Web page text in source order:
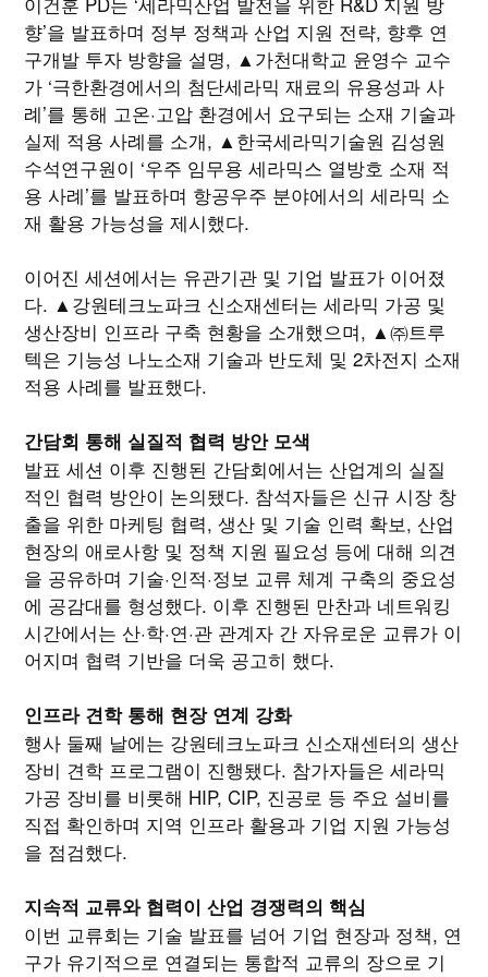
향’을 발표하며 정부 정책과 산업 지원 전략, 향후 연
구개발 투자 방향을 설명, ▲가천대학교 윤영수 교수
가 ‘극한환경에서의 첨단세라믹 재료의 유용성과 사
례’를 통해 고온·고압 환경에서 요구되는 소재 기술과
실제 적용 사례를 소개, ▲한국세라믹기술원 김성원
수석연구원이 ‘우주 임무용 세라믹스 열방호 소재 적
용 사례’를 발표하며 항공우주 분야에서의 세라믹 소
재 활용 가능성을 제시했다.
이어진 세션에서는 유관기관 및 기업 발표가 이어졌
다. ▲강원테크노파크 신소재센터는 세라믹 가공 및
생산장비 인프라 구축 현황을 소개했으며, ▲㈜트루
텍은 기능성 나노소재 기술과 반도체 및 2차전지 소재
적용 사례를 발표했다.
간담회 통해 실질적 협력 방안 모색
발표 세션 이후 진행된 간담회에서는 산업계의 실질
적인 협력 방안이 논의됐다. 참석자들은 신규 시장 창
출을 위한 마케팅 협력, 생산 및 기술 인력 확보, 산업
현장의 애로사항 및 정책 지원 필요성 등에 대해 의견
을 공유하며 기술·인적·정보 교류 체계 구축의 중요성
에 공감대를 형성했다. 이후 진행된 만찬과 네트워킹
시간에서는 산·학·연·관 관계자 간 자유로운 교류가 이
어지며 협력 기반을 더욱 공고히 했다.
인프라 견학 통해 현장 연계 강화
행사 둘째 날에는 강원테크노파크 신소재센터의 생산
장비 견학 프로그램이 진행됐다. 참가자들은 세라믹
가공 장비를 비롯해 HIP, CIP, 진공로 등 주요 설비를
직접 확인하며 지역 인프라 활용과 기업 지원 가능성
을 점검했다.
지속적 교류와 협력이 산업 경쟁력의 핵심
이번 교류회는 기술 발표를 넘어 기업 현장과 정책, 연
구가 유기적으로 연결되는 통합적 교류의 장으로 기